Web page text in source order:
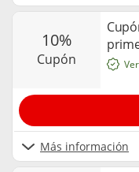
10%
cupón
Más información